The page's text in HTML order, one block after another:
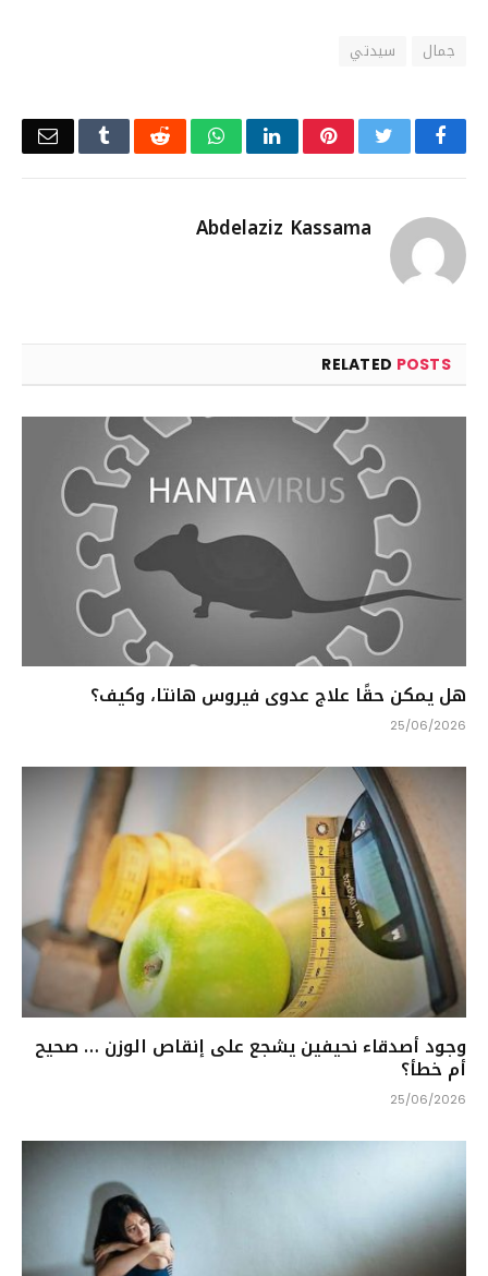
جمال سيدتي
Facebook
Twitter
Pinterest
LinkedIn
WhatsApp
Reddit
Tumblr
Abdelaziz Kassama
RELATED POSTS
هل يمكن حقًا علاج عدوى فيروس هانتا، وكيف؟
25/06/2026
وجود أصدقاء نحيفين يشجع على إنقاص الوزن … صحيح
أم خطأ؟
25/06/2026